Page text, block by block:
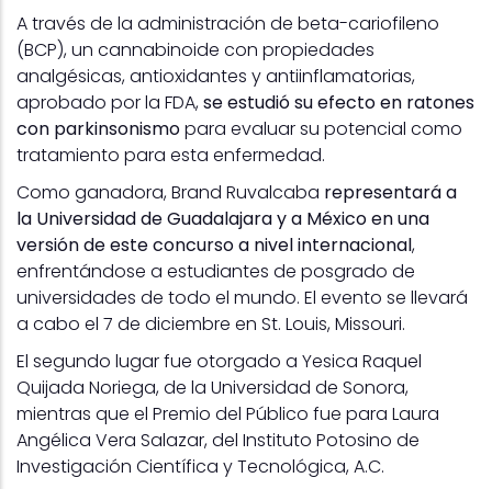
A través de la administración de beta-cariofileno
(BCP), un cannabinoide con propiedades
analgésicas, antioxidantes y antiinflamatorias,
aprobado por la FDA,se estudió su efecto en ratones
con parkinsonismopara evaluar su potencial como
tratamiento para esta enfermedad.
Como ganadora, Brand Ruvalcaba representará a
la Universidad de Guadalajara y a México en una
versión de este concurso a nivel internacional,
enfrentándose a estudiantes de posgrado de
universidades de todo el mundo. El evento se llevará
a cabo el 7 de diciembre en St. Louis, Missouri.
El segundo lugar fue otorgado a Yesica Raquel
Quijada Noriega, de la Universidad de Sonora,
mientras que el Premio del Público fue para Laura
Angélica Vera Salazar, del Instituto Potosino de
Investigación Científica y Tecnológica, A.C.